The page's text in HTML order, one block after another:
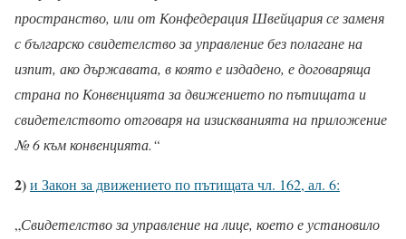
пространство, или от Конфедерация Швейцария се заменя
с българско свидетелство за управление без полагане на
изпит, ако държавата, в която е издадено, е договаряща
страна по Конвенцията за движението по пътищата и
свидетелството отговаря на изискванията на приложение
№ 6 към конвенцията.“
2)и Закон за движението по пътищата чл. 162, ал. 6:
„Свидетелство за управление на лице, което е установило